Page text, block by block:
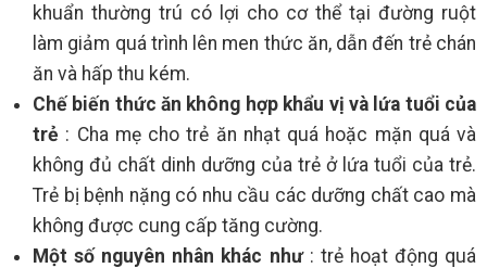
khuẩn thường trú có lợi cho cơ thể tại đường ruột
làm giảm quá trình lên men thức ăn, dẫn đến trẻ chán
ăn và hấp thu kém.
Chế biến thức ăn không hợp khẩu vị và lứa tuổi của
trẻ : Cha mẹ cho trẻ ăn nhạt quá hoặc mặn quá và
không đủ chất dinh dưỡng của trẻ ở lứa tuổi của trẻ.
Trẻ bị bệnh nặng có nhu cầu các dưỡng chất cao mà
không được cung cấp tăng cường.
Một số nguyên nhân khác như: trẻ hoạt động quá